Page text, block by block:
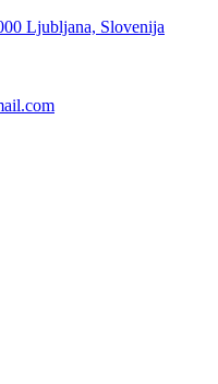
Ljubljana, Slovenija